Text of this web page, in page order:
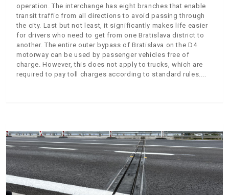
operation. The interchange has eight branches that enable
transit traffic from all directions to avoid passing through
the city. Last but not least, it significantly makes life easier
for drivers who need to get from one Bratislava district to
another. The entire outer bypass of Bratislava on the D4
motorway can be used by passenger vehicles free of
charge. However, this does not apply to trucks, which are
required to pay toll charges according to standard rules.